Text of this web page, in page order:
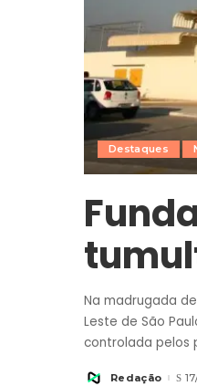
Destaques
Na madrugada
Leste de São
controlada pelos
PostedRedação